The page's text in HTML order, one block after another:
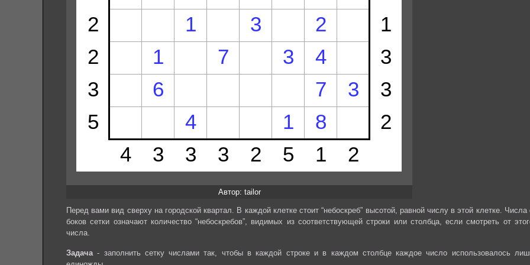
Автор: tailor
Перед вами вид сверху на городской квартал. В каждой клетке стоит “небоскреб” высотой, равной числу в этой клетке. Числа
боков сетки означают количество “небоскребов”, видимых из соответствующей строки или столбца, если смотреть от
числа.
Задача- заполнить сетку числами так, чтобы в каждой строке и в каждом столбце каждое число использовалось